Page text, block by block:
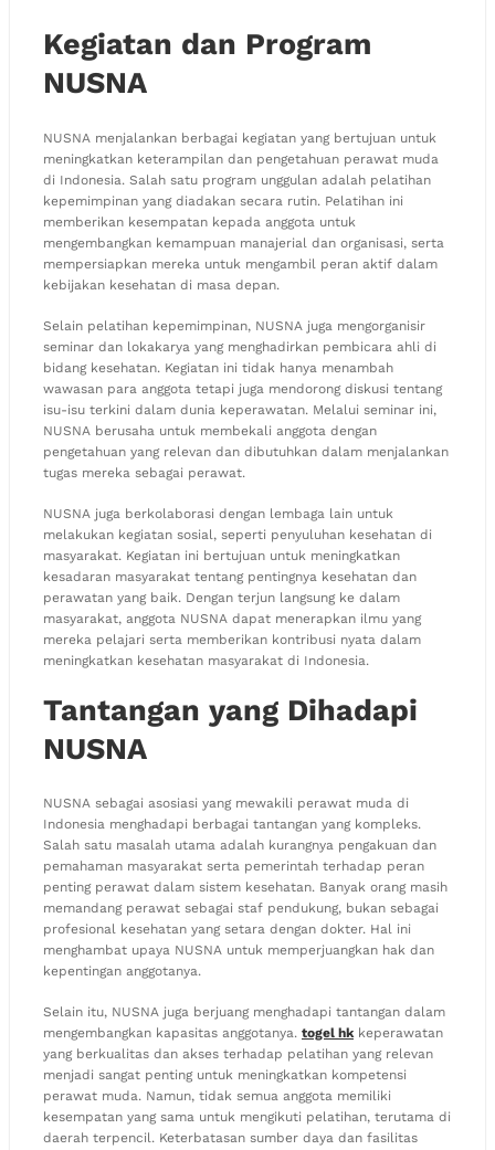
Kegiatan dan Program
NUSNA
NUSNA menjalankan berbagai kegiatan yang bertujuan untuk
meningkatkan keterampilan dan pengetahuan perawat muda
di Indonesia. Salah satu program unggulan adalah pelatihan
kepemimpinan yang diadakan secara rutin. Pelatihan ini
memberikan kesempatan kepada anggota untuk
mengembangkan kemampuan manajerial dan organisasi, serta
mempersiapkan mereka untuk mengambil peran aktif dalam
kebijakan kesehatan di masa depan.
Selain pelatihan kepemimpinan, NUSNA juga mengorganisir
seminar dan lokakarya yang menghadirkan pembicara ahli di
bidang kesehatan. Kegiatan ini tidak hanya menambah
wawasan para anggota tetapi juga mendorong diskusi tentang
isu-isu terkini dalam dunia keperawatan. Melalui seminar ini,
NUSNA berusaha untuk membekali anggota dengan
pengetahuan yang relevan dan dibutuhkan dalam menjalankan
tugas mereka sebagai perawat.
NUSNA juga berkolaborasi dengan lembaga lain untuk
melakukan kegiatan sosial, seperti penyuluhan kesehatan di
masyarakat. Kegiatan ini bertujuan untuk meningkatkan
kesadaran masyarakat tentang pentingnya kesehatan dan
perawatan yang baik. Dengan terjun langsung ke dalam
masyarakat, anggota NUSNA dapat menerapkan ilmu yang
mereka pelajari serta memberikan kontribusi nyata dalam
meningkatkan kesehatan masyarakat di Indonesia.
Tantangan yang Dihadapi
NUSNA
NUSNA sebagai asosiasi yang mewakili perawat muda di
Indonesia menghadapi berbagai tantangan yang kompleks.
Salah satu masalah utama adalah kurangnya pengakuan dan
pemahaman masyarakat serta pemerintah terhadap peran
penting perawat dalam sistem kesehatan. Banyak orang masih
memandang perawat sebagai staf pendukung, bukan sebagai
profesional kesehatan yang setara dengan dokter. Hal ini
menghambat upaya NUSNA untuk memperjuangkan hak dan
kepentingan anggotanya.
Selain itu, NUSNA juga berjuang menghadapi tantangan dalam
mengembangkan kapasitas anggotanya. togel hkkeperawatan
yang berkualitas dan akses terhadap pelatihan yang relevan
menjadi sangat penting untuk meningkatkan kompetensi
perawat muda. Namun, tidak semua anggota memiliki
kesempatan yang sama untuk mengikuti pelatihan, terutama di
daerah terpencil. Keterbatasan sumber daya dan fasilitas